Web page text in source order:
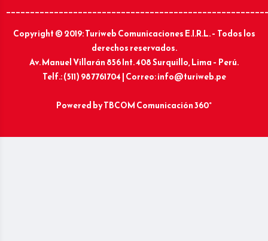
Copyright © 2019: Turiweb Comunicaciones E.I.R.L. – Todos los
derechos reservados.
Av. Manuel Villarán 856 Int. 408 Surquillo, Lima – Perú.
Telf.: (511) 987761704 | Correo: info@turiweb.pe
Powered byTBCOM Comunicación 360°